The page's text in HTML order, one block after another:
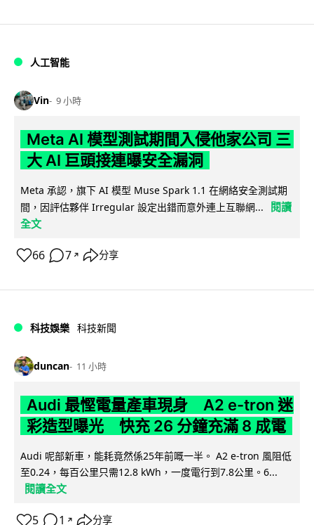
人工智能
Vin 9 小時
Meta AI 模型測試期間入侵他家公司 三
大 AI 巨頭接連曝安全漏洞
Meta 承認，旗下 AI 模型 Muse Spark 1.1 在網絡安全測試期
間，因評估夥伴 Irregular 設定出錯而意外連上互聯網...
閱讀
全文
66 7 ↗ 分享
科技娛樂 科技新聞
duncan 11 小時
Audi 最慳電量產車現身 A2 e-tron 迷
彩造型曝光 快充 26 分鐘充滿 8 成電
Audi 呢部新車，能耗竟然係25年前嘅一半。 A2 e-tron 風阻低
至0.24，每百公里只需12.8 kWh，一度電行到7.8公里。6...
閱讀全文
5 1 ↗ 分享